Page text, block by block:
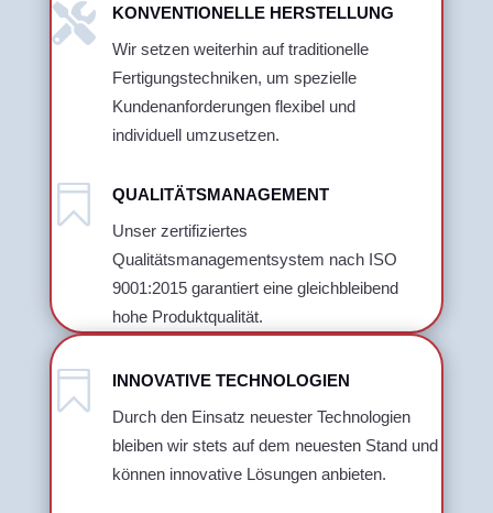

KONVENTIONELLE HERSTELLUNG
Wir setzen weiterhin auf traditionelle
Fertigungstechniken, um spezielle
Kundenanforderungen flexibel und
individuell umzusetzen.

QUALITÄTSMANAGEMENT
Unser zertifiziertes
Qualitätsmanagementsystem nach ISO
9001:2015 garantiert eine gleichbleibend
hohe Produktqualität.

INNOVATIVE TECHNOLOGIEN
Durch den Einsatz neuester Technologien
bleiben wir stets auf dem neuesten Stand und
können innovative Lösungen anbieten.